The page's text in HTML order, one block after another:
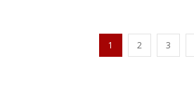
1 2 3